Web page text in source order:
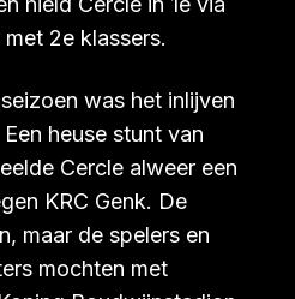
die enige tijd later
Lorenzo Staelens
2e klassers.
was het inlijven
heuse stunt van
Cercle alweer een
KRC Genk. De